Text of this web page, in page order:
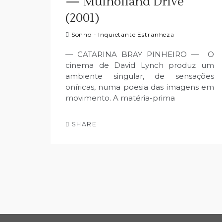
(2001)
Sonho - Inquietante Estranheza
— CATARINA BRAY PINHEIRO — O
cinema de David Lynch produz um
ambiente singular, de sensações
oníricas, numa poesia das imagens em
movimento. A matéria-prima
SHARE